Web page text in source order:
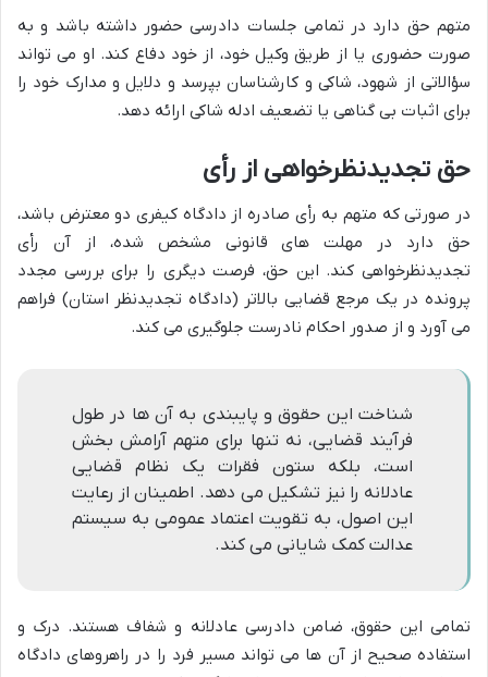
متهم حق دارد در تمامی جلسات دادرسی حضور داشته باشد و به
صورت حضوری یا از طریق وکیل خود، از خود دفاع کند. او می تواند
سؤالاتی از شهود، شاکی و کارشناسان بپرسد و دلایل و مدارک خود را
برای اثبات بی گناهی یا تضعیف ادله شاکی ارائه دهد.
حق تجدیدنظرخواهی از رأی
در صورتی که متهم به رأی صادره از دادگاه کیفری دو معترض باشد،
حق دارد در مهلت های قانونی مشخص شده، از آن رأی
تجدیدنظرخواهی کند. این حق، فرصت دیگری را برای بررسی مجدد
پرونده در یک مرجع قضایی بالاتر (دادگاه تجدیدنظر استان) فراهم
می آورد و از صدور احکام نادرست جلوگیری می کند.
شناخت این حقوق و پایبندی به آن ها در طول
فرآیند قضایی، نه تنها برای متهم آرامش بخش
است، بلکه ستون فقرات یک نظام قضایی
عادلانه را نیز تشکیل می دهد. اطمینان از رعایت
این اصول، به تقویت اعتماد عمومی به سیستم
عدالت کمک شایانی می کند.
تمامی این حقوق، ضامن دادرسی عادلانه و شفاف هستند. درک و
استفاده صحیح از آن ها می تواند مسیر فرد را در راهروهای دادگاه